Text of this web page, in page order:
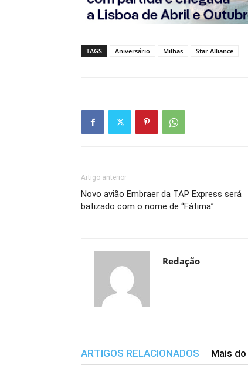
TAGS Aniversário Milhas Star Alliance
Artigo anterior
Novo avião Embraer da TAP Express será
batizado com o nome de “Fátima”
Redação
ARTIGOS RELACIONADOS Mais